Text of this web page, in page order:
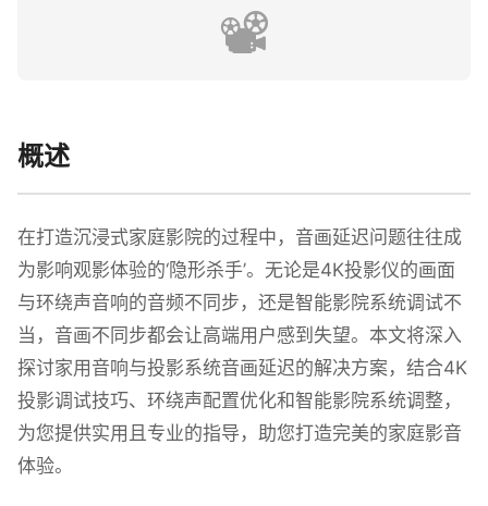
📽️
概述
在打造沉浸式家庭影院的过程中，音画延迟问题往往成
为影响观影体验的‘隐形杀手’。无论是4K投影仪的画面
与环绕声音响的音频不同步，还是智能影院系统调试不
当，音画不同步都会让高端用户感到失望。本文将深入
探讨家用音响与投影系统音画延迟的解决方案，结合4K
投影调试技巧、环绕声配置优化和智能影院系统调整，
为您提供实用且专业的指导，助您打造完美的家庭影音
体验。